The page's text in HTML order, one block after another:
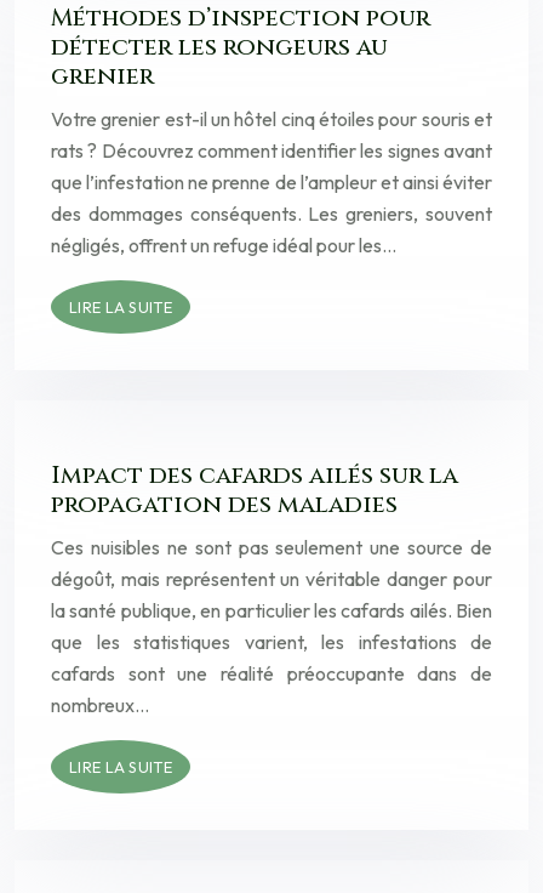
Méthodes d’inspection pour
détecter les rongeurs au
grenier
Votre grenier est-il un hôtel cinq étoiles pour souris et
rats ? Découvrez comment identifier les signes avant
que l’infestation ne prenne de l’ampleur et ainsi éviter
des dommages conséquents. Les greniers, souvent
négligés, offrent un refuge idéal pour les…
LIRE LA SUITE
Impact des cafards ailés sur la
propagation des maladies
Ces nuisibles ne sont pas seulement une source de
dégoût, mais représentent un véritable danger pour
la santé publique, en particulier les cafards ailés. Bien
que les statistiques varient, les infestations de
cafards sont une réalité préoccupante dans de
nombreux…
LIRE LA SUITE